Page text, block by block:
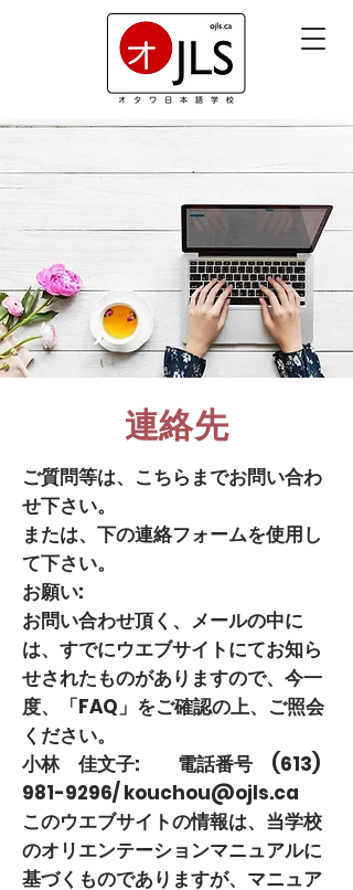
連絡先
ご質問等は、こちらまでお問い合わ
せ下さい。
または、下の連絡フォームを使用し
て下さい。
お願い:
お問い合わせ頂く、メールの中に
は、すでにウエブサイトにてお知ら
せされたものがありますので、今一
度、「FAQ」をご確認の上、ご照会
ください。
小林 佳文子: 電話番号 (613)
981-9296/kouchou@ojls.ca
このウエブサイトの情報は、当学校
のオリエンテーションマニュアルに
基づくものでありますが、マニュア